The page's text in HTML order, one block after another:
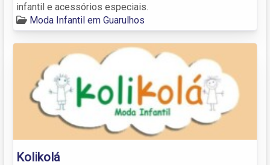
infantil e acessórios especiais.
Moda Infantil em Guarulhos
Kolikolá